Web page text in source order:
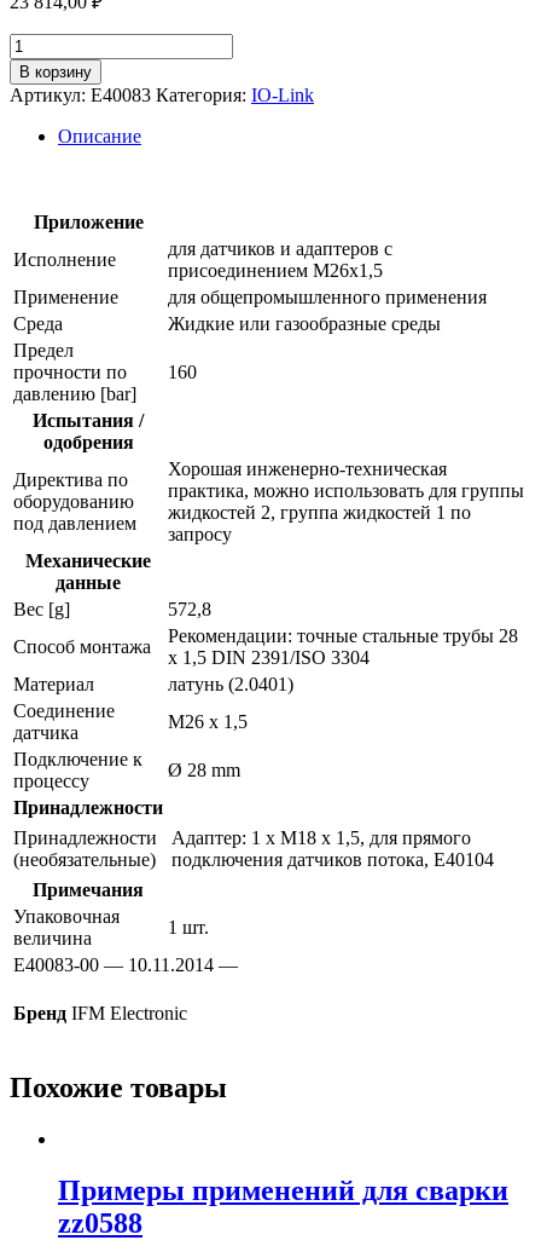
Количество
товара
T-
образное
резьбовое
соединение
кольцом
e40083
В корзину
Артикул: E40083 Категория: IO-Link
Описание
Приложение
Исполнение
для датчиков и адаптеров с
присоединением M26x1,5
Применение
для общепромышленного применения
Среда
Жидкие или газообразные среды
Предел
прочности по
давлению [bar]
160
Испытания /
одобрения
Директива по
оборудованию
под давлением
Хорошая инженерно-техническая
практика, можно использовать для группы
жидкостей 2, группа жидкостей 1 по
запросу
Механические
данные
Вес [g]
572,8
Способ монтажа
Рекомендации: точные стальные трубы 28
x 1,5 DIN 2391/ISO 3304
Материал
латунь (2.0401)
Соединение
датчика
M26 x 1,5
Подключение к
процессу
Ø 28 mm
Принадлежности
Принадлежности
(необязательные)
Адаптер: 1 x M18 x 1,5, для прямого
подключения датчиков потока, E40104
Примечания
Упаковочная
величина
1 шт.
E40083-00 — 10.11.2014 —
Бренд IFM Electronic
Похожие товары
Примеры применений для сварки
zz0588